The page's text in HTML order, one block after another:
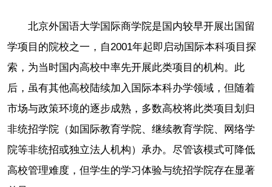
北京外国语大学国际商学院是国内较早开展出国留
学项目的院校之一，自2001年起即启动国际本科项目探
索，为当时国内高校中率先开展此类项目的机构。此
后，虽有其他高校陆续加入国际本科办学领域，但随着
市场与政策环境的逐步成熟，多数高校将此类项目划归
非统招学院（如国际教育学院、继续教育学院、网络学
院等非统招或独立法人机构）承办。尽管该模式可降低
高校管理难度，但学生的学习体验与统招学院存在显著